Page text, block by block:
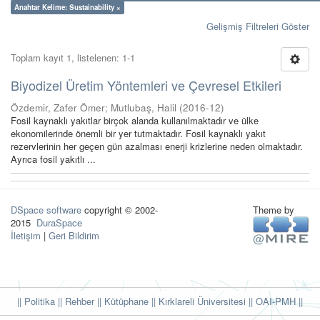
Anahtar Kelime: Sustainability ×
Gelişmiş Filtreleri Göster
Toplam kayıt 1, listelenen: 1-1
Biyodizel Üretim Yöntemleri ve Çevresel Etkileri
Özdemir, Zafer Ömer; Mutlubaş, Halil (2016-12)
Fosil kaynaklı yakıtlar birçok alanda kullanılmaktadır ve ülke
ekonomilerinde önemli bir yer tutmaktadır. Fosil kaynaklı yakıt
rezervlerinin her geçen gün azalması enerji krizlerine neden olmaktadır.
Ayrıca fosil yakıtlı ...
DSpace software copyright © 2002-
2015 DuraSpace
İletişim | Geri Bildirim
Theme by
|| Politika || Rehber|| Kütüphane || Kırklareli Üniversitesi || OAI-PMH ||